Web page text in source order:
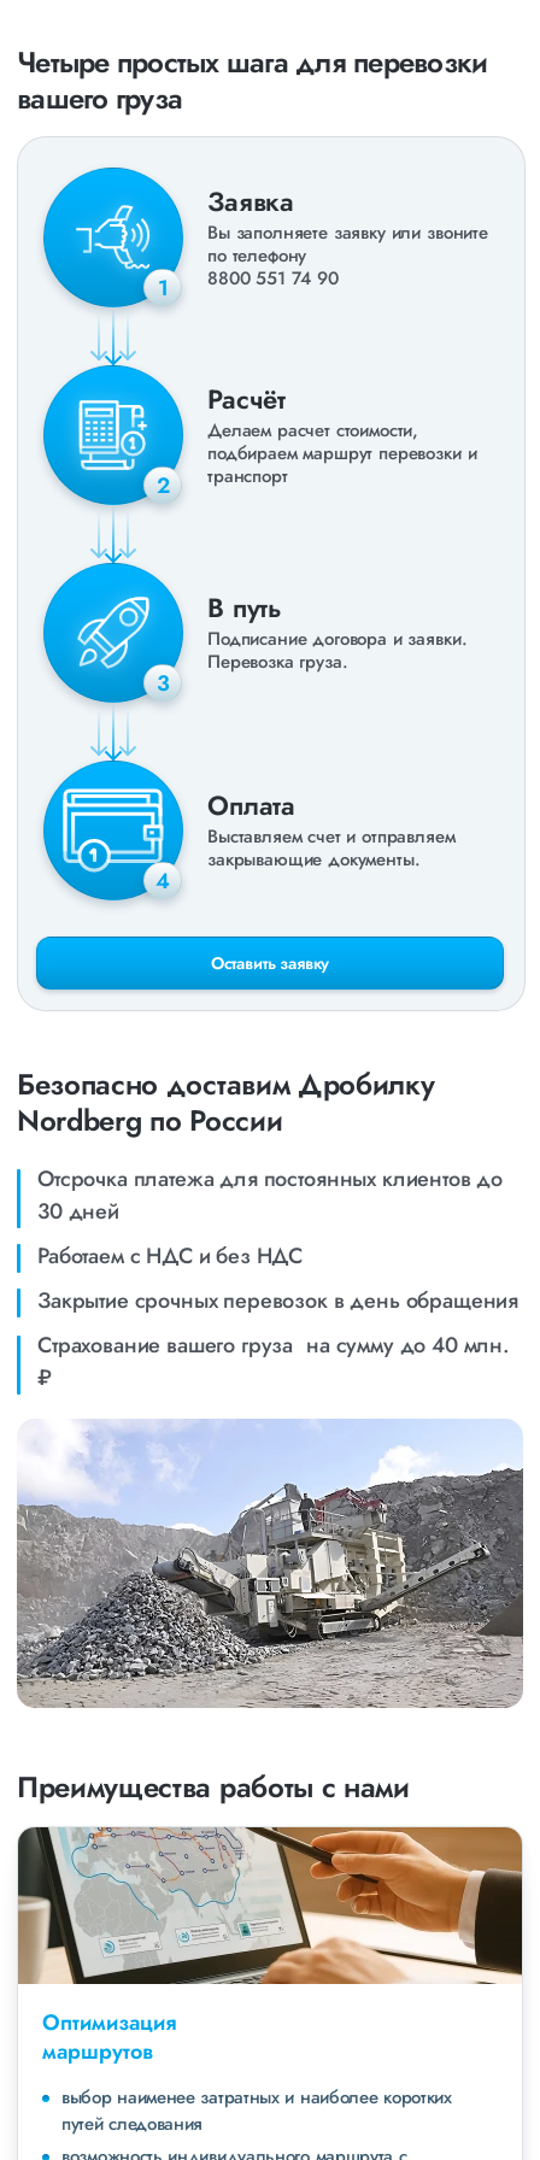
Четыре простых шага для перевозки
вашего груза
1
Заявка
Вы заполняете заявку или звоните
по телефону
8800 551 74 90
2
Расчёт
Делаем расчет стоимости,
подбираем маршрут перевозки и
транспорт
3
В путь
Подписание договора и заявки.
Перевозка груза.
4
Оплата
Выставляем счет и отправляем
закрывающие документы.
Оставить заявку
Безопасно доставим Дробилку
Nordberg по России
Отсрочка платежа для постоянных клиентов до
30 дней
Работаем с НДС и без НДС
Закрытие срочных перевозок в день обращения
Страхование вашего груза на сумму до 40 млн.
₽
Преимущества работы с нами
Оптимизация
маршрутов
выбор наименее затратных и наиболее коротких
путей следования